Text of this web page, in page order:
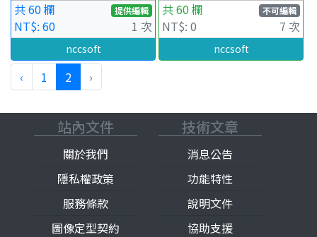
共 60 欄 提供編輯
NT$: 60 1 次
nccsoft
共 60 欄 不可編輯
NT$: 0 7 次
nccsoft
‹ 1 2 ›
站內文件
關於我們
隱私權政策
服務條款
圖像定型契約
技術文章
消息公告
功能特性
說明文件
協助支援